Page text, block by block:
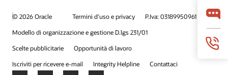
© 2026 Oracle Termini d'uso e privacy
P.Iva: 03189950961
Modello di organizzazione e gestione D.lgs 231/01
Scelte pubblicitarie
Opportunità di lavoro
Iscriviti per ricevere e-mail
Integrity Helpline Contattaci